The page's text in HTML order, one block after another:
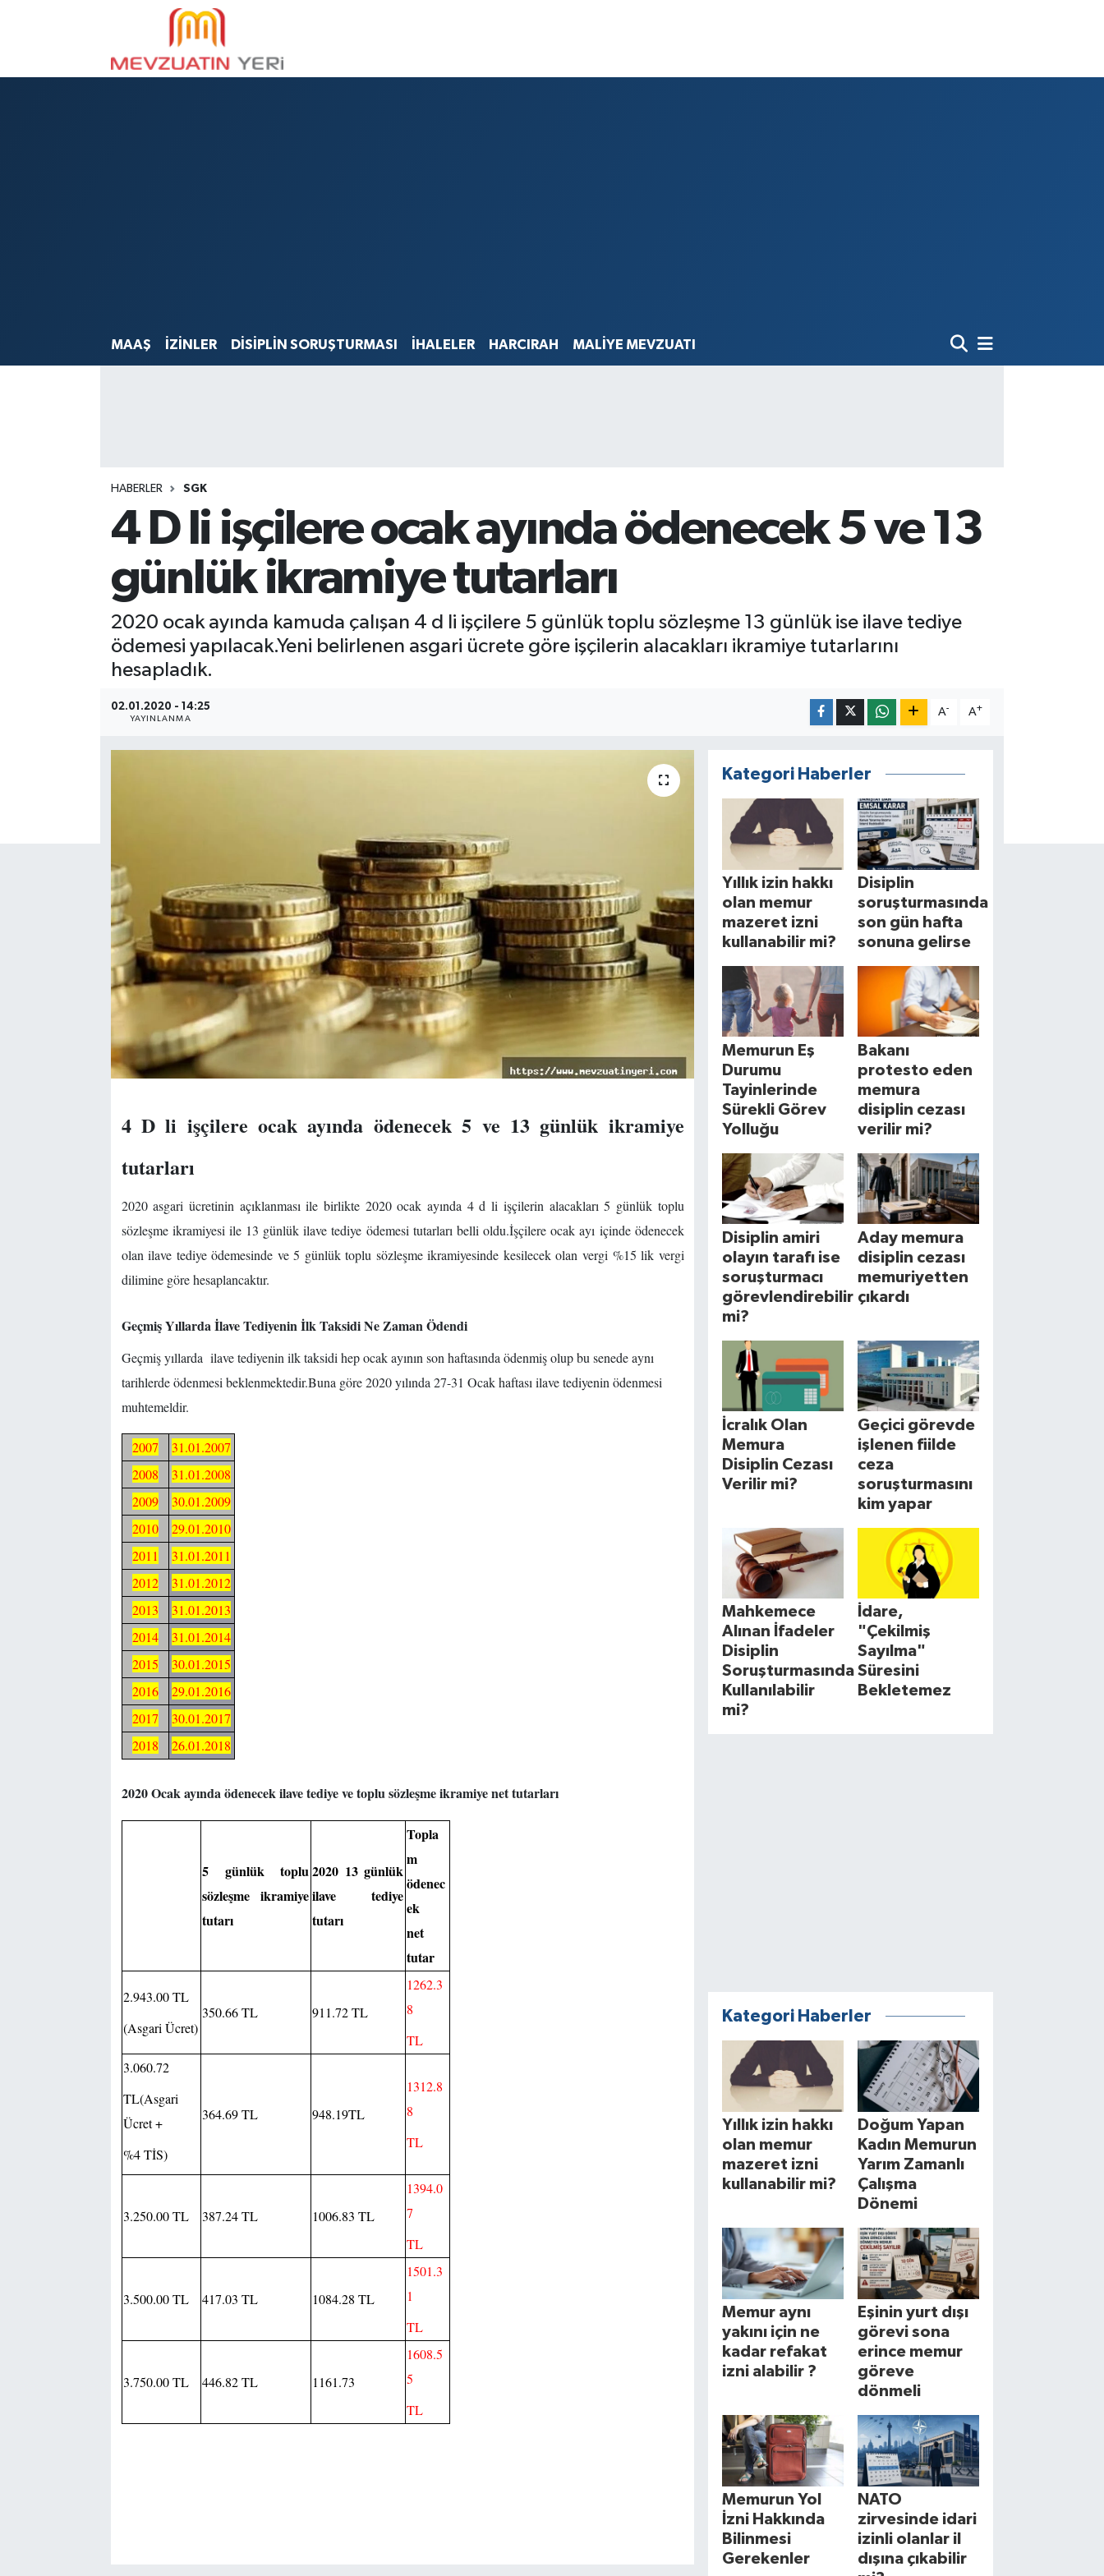
MAAŞ İZİNLER DİSİPLİN SORUŞTURMASI İHALELER HARCIRAH MALİYE MEVZUATI
HABERLER SGK
4 D li işçilere ocak ayında ödenecek 5 ve 13
günlük ikramiye tutarları
2020 ocak ayında kamuda çalışan 4 d li işçilere 5 günlük toplu sözleşme 13 günlük ise ilave tediye
ödemesi yapılacak.Yeni belirlenen asgari ücrete göre işçilerin alacakları ikramiye tutarlarını
hesapladık.
02.01.2020 - 14:25
YAYINLANMA
A- A+
4 D li işçilere ocak ayında ödenecek 5 ve 13 günlük ikramiye
tutarları
2020 asgari ücretinin açıklanması ile birlikte 2020 ocak ayında 4 d li işçilerin alacakları 5 günlük toplu
sözleşme ikramiyesi ile 13 günlük ilave tediye ödemesi tutarları belli oldu.İşçilere ocak ayı içinde ödenecek
olan ilave tediye ödemesinde ve 5 günlük toplu sözleşme ikramiyesinde kesilecek olan vergi %15 lik vergi
dilimine göre hesaplancaktır.
Geçmiş Yıllarda İlave Tediyenin İlk Taksidi Ne Zaman Ödendi
Geçmiş yıllarda ilave tediyenin ilk taksidi hep ocak ayının son haftasında ödenmiş olup bu senede aynı
tarihlerde ödenmesi beklenmektedir.Buna göre 2020 yılında 27-31 Ocak haftası ilave tediyenin ödenmesi
muhtemeldir.
2007
31.01.2007
2008
31.01.2008
2009
30.01.2009
2010
29.01.2010
2011
31.01.2011
2012
31.01.2012
2013
31.01.2013
2014
31.01.2014
2015
30.01.2015
2016
29.01.2016
2017
30.01.2017
2018
26.01.2018
2020 Ocak ayında ödenecek ilave tediye ve toplu sözleşme ikramiye net tutarları
5 günlük toplu
sözleşme ikramiye
tutarı
2020 13 günlük
ilave tediye
tutarı
Topla
m
ödenec
ek
net
tutar
2.943.00 TL
(Asgari Ücret)
350.66 TL 911.72 TL
1262.3
8
TL
3.060.72
TL(Asgari
Ücret +
%4 TİS)
364.69 TL 948.19TL
1312.8
8
TL
3.250.00 TL 387.24 TL 1006.83 TL
1394.0
7
TL
3.500.00 TL 417.03 TL 1084.28 TL
1501.3
1
TL
3.750.00 TL 446.82 TL 1161.73
1608.5
5
TL
Kategori Haberler
Yıllık izin hakkı
olan memur
mazeret izni
kullanabilir mi?
Disiplin
soruşturmasında
son gün hafta
sonuna gelirse
Memurun Eş
Durumu
Tayinlerinde
Sürekli Görev
Yolluğu
Bakanı
protesto eden
memura
disiplin cezası
verilir mi?
Disiplin amiri
olayın tarafı ise
soruşturmacı
görevlendirebilir
mi?
Aday memura
disiplin cezası
memuriyetten
çıkardı
İcralık Olan
Memura
Disiplin Cezası
Verilir mi?
Geçici görevde
işlenen fiilde
ceza
soruşturmasını
kim yapar
Mahkemece
Alınan İfadeler
Disiplin
Soruşturmasında
Kullanılabilir
mi?
İdare,
"Çekilmiş
Sayılma"
Süresini
Bekletemez
Kategori Haberler
Yıllık izin hakkı
olan memur
mazeret izni
kullanabilir mi?
Doğum Yapan
Kadın Memurun
Yarım Zamanlı
Çalışma
Dönemi
Memur aynı
yakını için ne
kadar refakat
izni alabilir ?
Eşinin yurt dışı
görevi sona
erince memur
göreve
dönmeli
Memurun Yol
İzni Hakkında
Bilinmesi
Gerekenler
NATO
zirvesinde idari
izinli olanlar il
dışına çıkabilir